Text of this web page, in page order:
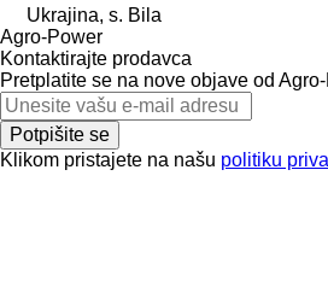
Ukrajina, s. Bila
Agro-Power
Kontaktirajte prodavca
Pretplatite se na nove objave od
Potpišite se
Klikom pristajete na našu politiku